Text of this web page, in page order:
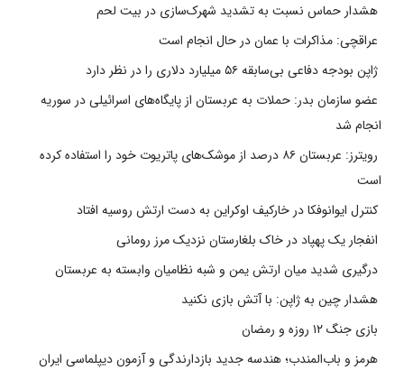
هشدار حماس نسبت به تشدید شهرک‌سازی در بیت‌ لحم
عراقچی: مذاکرات با عمان در حال انجام است
ژاپن بودجه دفاعی بی‌سابقه ۵۶ میلیارد دلاری را در نظر دارد
عضو سازمان بدر: حملات به عربستان از پایگاه‌های اسرائیلی در سوریه
انجام شد
رویترز: عربستان ۸۶ درصد از موشک‌های پاتریوت خود را استفاده کرده
است
کنترل ایوانوفکا در خارکیف اوکراین به دست ارتش روسیه افتاد
انفجار یک پهپاد در خاک بلغارستان نزدیک مرز رومانی
درگیری شدید میان ارتش یمن و شبه نظامیان وابسته به عربستان
هشدار چین به ژاپن: با آتش بازی نکنید
بازی جنگ ۱۲ روزه و رمضان
هرمز و باب‌المندب؛ هندسه جدید بازدارندگی و آزمون دیپلماسی ایران